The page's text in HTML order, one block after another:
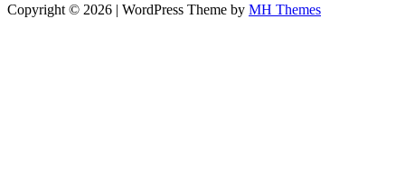
Copyright © 2026 | WordPress Theme by MH Themes